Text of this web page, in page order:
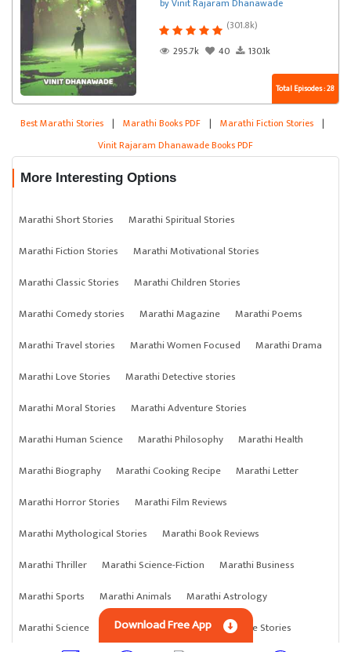
by Vinit Rajaram Dhanawade
(301.8k)
295.7k
40 130.1k
Total Episodes : 28
Best Marathi Stories | Marathi Books PDF | Marathi Fiction Stories |
Vinit Rajaram Dhanawade Books PDF
More Interesting Options
Marathi Short Stories
Marathi Spiritual Stories
Marathi Fiction Stories
Marathi Motivational Stories
Marathi Classic Stories
Marathi Children Stories
Marathi Comedy stories
Marathi Magazine
Marathi Poems
Marathi Travel stories
Marathi Women Focused
Marathi Drama
Marathi Love Stories
Marathi Detective stories
Marathi Moral Stories
Marathi Adventure Stories
Marathi Human Science
Marathi Philosophy
Marathi Health
Marathi Biography
Marathi Cooking Recipe
Marathi Letter
Marathi Horror Stories
Marathi Film Reviews
Marathi Mythological Stories
Marathi Book Reviews
Marathi Thriller
Marathi Science-Fiction
Marathi Business
Marathi Sports
Marathi Animals
Marathi Astrology
Marathi Science
Marathi Anything Marathi Crime Stories
Download Free App